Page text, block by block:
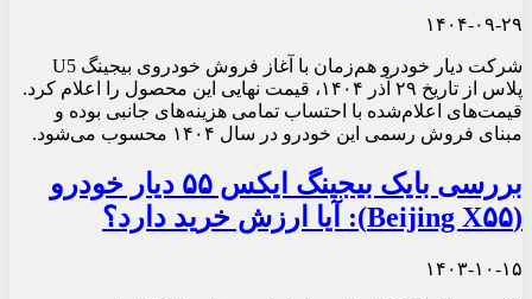
۱۴۰۴-۰۹-۲۹
شرکت دیار خودرو هم‌زمان با آغاز فروش خودروی بیجینگ U5
پلاس از تاریخ ۲۹ آذر ۱۴۰۴، قیمت نهایی این محصول را اعلام کرد.
قیمت‌های اعلام‌شده با احتساب تمامی هزینه‌های جانبی بوده و
مبنای فروش رسمی این خودرو در سال ۱۴۰۴ محسوب می‌شود.
بررسی بایک بیجینگ ایکس ۵۵ دیار خودرو
(Beijing X۵۵): آیا ارزش خرید دارد؟
۱۴۰۳-۱۰-۱۵